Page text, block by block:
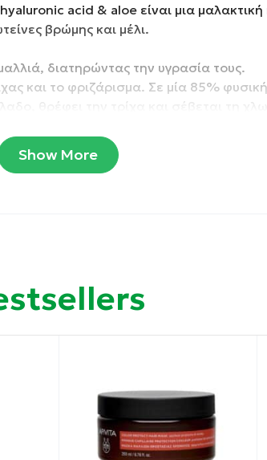
acid & aloe είναι μια μαλακτική
βρώμης και μέλι.
διατηρώντας την υγρασία τους.
και το φριζάρισμα. Σε μία 85%
αποτρέπει το φριζάρισμα.
για 2-3 λεπτά και ξεπλύνετε καλά.
Show More